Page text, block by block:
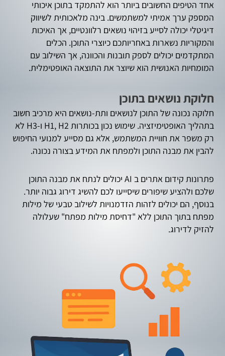
אחד הטיפים החשובים ביותר הוא להתמקד בתוכן איכותי
המספק ערך אמיתי למשתמשים. בינה מלאכותית לשיווק
דיגיטלי יכולה לסייע בזיהוי נושאים רלוונטיים, אך האיכות
והמקוריות נשארות באחריותכם כיוצרי התוכן. הכלים
המתקדמים יכולים לספק תובנות והכוונה, אך השילוב עם
המומחיות האנושית הוא שיוצר את התוצאה האופטימלית.
חלוקת נושאים בתוכן
חלוקה נכונה של התוכן לנושאים ותת-נושאים היא מרכיב חשוב
בתהליך האופטימיזציה. שימוש נכון בכותרות H1, H2 ו-H3 לא
רק משפר את חוויית המשתמש, אלא גם מסייע למנועי החיפוש
להבין את מבנה התוכן ולמפתח את המידע בצורה נכונה.
פתרונות קידום אתרים ב AI יכולים לנתח את מבנה התוכן
שלכם ולהציע שיפורים שיסייעו לכם להשיג דירוג גבוה יותר.
בנוסף, הם יכולים לזהות הזדמנויות לשילוב טבעי של מילות
מפתח בתוך התוכן ללא "דחיסת מילות מפתח" שעלולה
להזיק לדירוג.